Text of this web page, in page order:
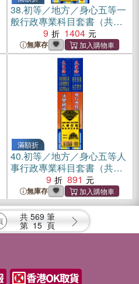
38.初等／地方／身心五等一
般行政專業科目套書（共三
9 1404
無庫存
滿額折
40.初等／地方／身心五等人
事行政專業科目套書（共二
9 891
無庫存
共 569 筆
第 15 頁